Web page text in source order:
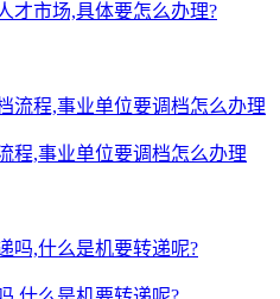
才市场,具体要怎么办理?
程,事业单位要调档怎么办理